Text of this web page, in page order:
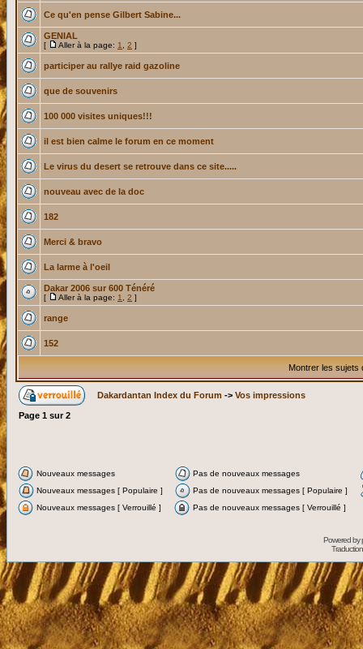
Ce qu'en pense Gilbert Sabine...
GENIAL
[ Aller à la page: 1 2 ]
participer au rallye raid gazoline
que de souvenirs
100 000 visites uniques!!!
il est bien calme le forum en ce moment
Le virus du desert se retrouve dans ce site.....
nouveau avec de la doc
182
Merci & bravo
La larme à l'oeil
Dakar 2006 sur 600 Ténéré
[ Aller à la page: 1 2 ]
range
152
Montrer les sujets
Dakardantan Index du Forum -> Vos impressions
Page 1 sur2
Nouveaux messages
Pas de nouveaux messages
Nouveaux messages [ Populaire ]
Pas de nouveaux messages [ Populaire ]
Nouveaux messages [ Verrouillé ]
Pas de nouveaux messages [ Verrouillé ]
Powered by